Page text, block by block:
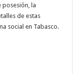
posesión, la
de estas
social en Tabasco.